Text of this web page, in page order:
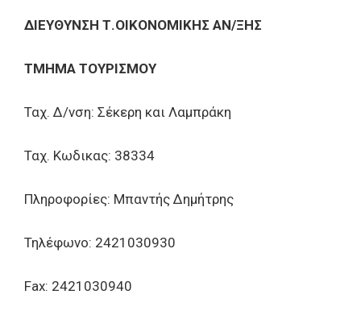
ΔΙΕΥΘΥΝΣΗ Τ.ΟΙΚΟΝΟΜΙΚΗΣ ΑΝ/ΞΗΣ
ΤΜΗΜΑ ΤΟΥΡΙΣΜΟΥ
Ταχ. Δ/νση: Σέκερη και Λαμπράκη
Ταχ. Κωδικας: 38334
Πληροφορίες: Μπαντής Δημήτρης
Τηλέφωνο: 2421030930
Fax: 2421030940